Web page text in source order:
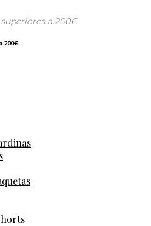
a 200€
200€